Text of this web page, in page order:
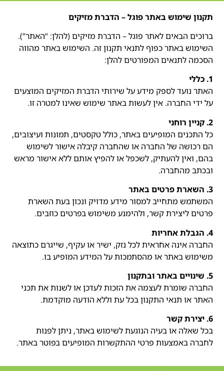
תקנון שימוש באתר פוגל – הדברת מזיקים
ברוכים הבאים לאתר פוגל – הדברת מזיקים (להלן: “האתר”).
השימוש באתר כפוף לתנאי תקנון זה. השימוש באתר מהווה
הסכמה לתנאים המפורטים להלן:
1. כללי
האתר נועד לספק מידע על שירותי הדברת המזיקים המוצעים
על ידי החברה. אין לעשות באתר שימוש שאינו למטרה זו.
2. קניין רוחני
כל התכנים המופיעים באתר, כולל טקסטים, תמונות ועיצובים,
הם רכושה של החברה או שהחברה קיבלה אישור לשימוש
בהם, ואין להעתיק, לשכפל או להפיץ אותם ללא אישור מראש
ובכתב מהחברה.
3. השארת פרטים באתר
המשתמש מתחייב למסור מידע מדויק ונכון בעת השארת
פרטים ליצירת קשר, ולהימנע משימוש בפרטים כוזבים.
4. הגבלת אחריות
החברה אינה אחראית לכל נזק, ישיר או עקיף, שייגרם כתוצאה
משימוש באתר או מהסתמכות על המידע המופיע בו.
5. שינויים באתר ובתקנון
החברה שומרת לעצמה את הזכות לעדכן או לשנות את תכני
האתר או תנאי התקנון בכל עת וללא הודעה מוקדמת.
6. יצירת קשר
בכל שאלה או בעיה הנוגעת לשימוש באתר, ניתן לפנות
לחברה באמצעות פרטי ההתקשרות המופיעים בפוטר באתר.